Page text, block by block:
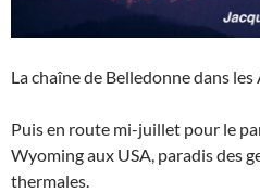
La chaîne de Belledonne dans
Puis en route mi-juillet pour le
Wyoming aux USA, paradis des
thermales.